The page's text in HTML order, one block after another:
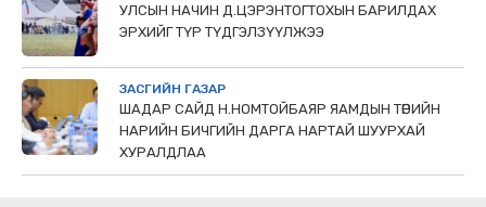
УЛСЫН НАЧИН Д.ЦЭРЭНТОГТОХЫН БАРИЛДАХ
ЭРХИЙГ ТҮР ТҮДГЭЛЗҮҮЛЖЭЭ
ЗАСГИЙН ГАЗАР
ШАДАР САЙД Н.НОМТОЙБАЯР ЯАМДЫН ТӨРИЙН
НАРИЙН БИЧГИЙН ДАРГА НАРТАЙ ШУУРХАЙ
ХУРАЛДЛАА